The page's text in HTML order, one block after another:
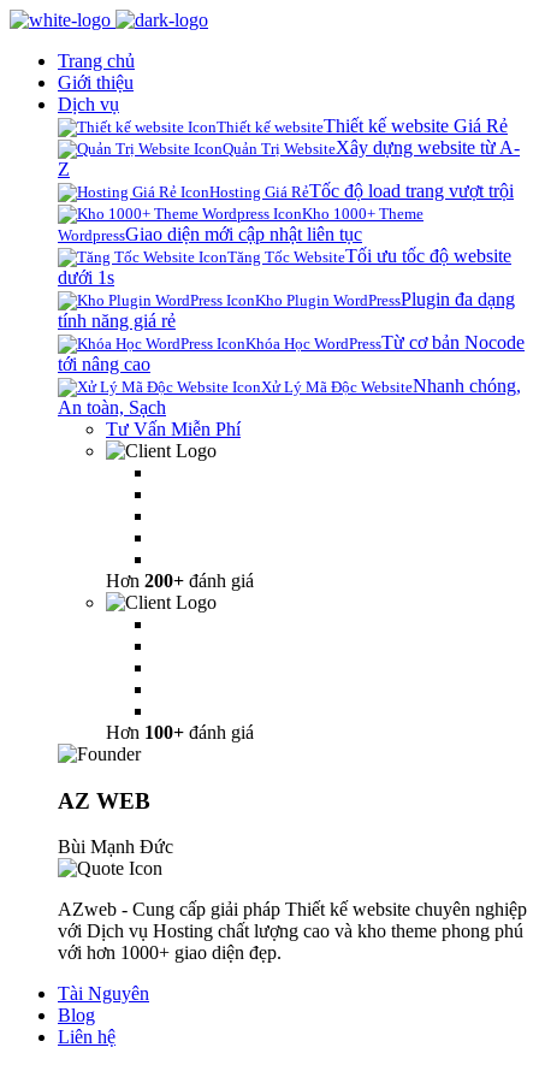
Trang chủ
Giới thiệu
Dịch vụ
Thiết kế websiteThiết kế website Giá Rẻ
Quản Trị WebsiteXây dựng website từ A-
Z
Hosting Giá RẻTốc độ load trang vượt trội
Kho 1000+ Theme
WordpressGiao diện mới cập nhật liên tục
Tăng Tốc WebsiteTối ưu tốc độ website
dưới 1s
Kho Plugin WordPressPlugin đa dạng
tính năng giá rẻ
Khóa Học WordPressTừ cơ bản Nocode
tới nâng cao
Xử Lý Mã Độc WebsiteNhanh chóng,
An toàn, Sạch
Tư Vấn Miễn Phí
Hơn 200+ đánh giá
Hơn 100+ đánh giá
AZ WEB
Bùi Mạnh Đức
AZweb - Cung cấp giải pháp Thiết kế website chuyên nghiệp
với Dịch vụ Hosting chất lượng cao và kho theme phong phú
với hơn 1000+ giao diện đẹp.
Tài Nguyên
Blog
Liên hệ